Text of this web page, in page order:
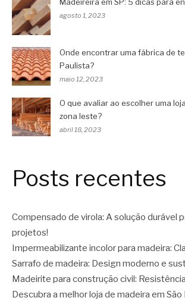
agosto 1, 2023
Onde encontrar uma fábrica de
Paulista?
maio 12, 2023
O que avaliar ao escolher uma
zona leste?
abril 18, 2023
Posts recentes
Compensado de virola: A solução durável
projetos!
Impermeabilizante incolor para madeira:
Sarrafo de madeira: Design moderno e
Madeirite para construção civil:
Descubra a melhor loja de madeira em São